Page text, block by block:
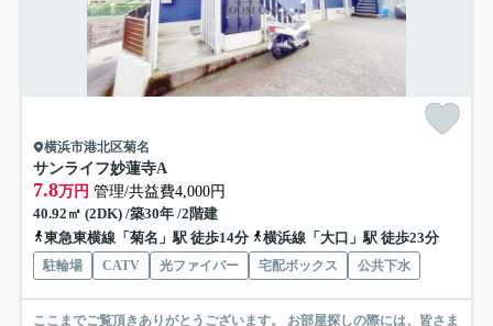
横浜市港北区菊名
サンライフ妙蓮寺A
7.8万円 管理/共益費4,000円
40.92㎡ (2DK) /築30年 /2階建
東急東横線「菊名」駅 徒歩14分
横浜線「大口」駅 徒歩23分
駐輪場 CATV 光ファイバー 宅配ボックス 公共下水
ここまでご覧頂きありがとうございます。 お部屋探しの際には、皆さま